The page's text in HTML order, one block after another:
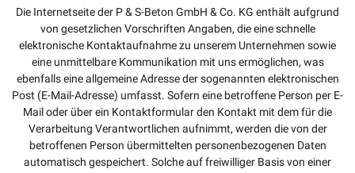
Die Internetseite der P & S-Beton GmbH & Co. KG enthält aufgrund
von gesetzlichen Vorschriften Angaben, die eine schnelle
elektronische Kontaktaufnahme zu unserem Unternehmen sowie
eine unmittelbare Kommunikation mit uns ermöglichen, was
ebenfalls eine allgemeine Adresse der sogenannten elektronischen
Post (E-Mail-Adresse) umfasst. Sofern eine betroffene Person per E-
Mail oder über ein Kontaktformular den Kontakt mit dem für die
Verarbeitung Verantwortlichen aufnimmt, werden die von der
betroffenen Person übermittelten personenbezogenen Daten
automatisch gespeichert. Solche auf freiwilliger Basis von einer